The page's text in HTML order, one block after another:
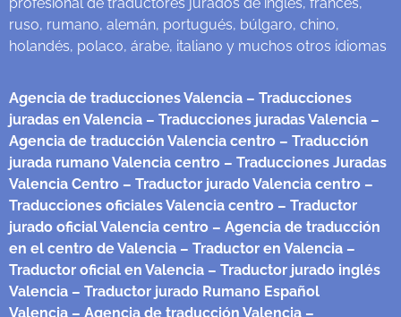
ruso, rumano, alemán, portugués, búlgaro, chino,
holandés, polaco, árabe, italiano y muchos otros idiomas
Agencia de traducciones Valencia – Traducciones
juradas en Valencia – Traducciones juradas Valencia –
Agencia de traducción Valencia centro – Traducción
jurada rumano Valencia centro – Traducciones Juradas
Valencia Centro – Traductor jurado Valencia centro –
Traducciones oficiales Valencia centro – Traductor
jurado oficial Valencia centro – Agencia de traducción
en el centro de Valencia – Traductor en Valencia –
Traductor oficial en Valencia – Traductor jurado inglés
Valencia – Traductor jurado Rumano Español
Valencia – Agencia de traducción Valencia –